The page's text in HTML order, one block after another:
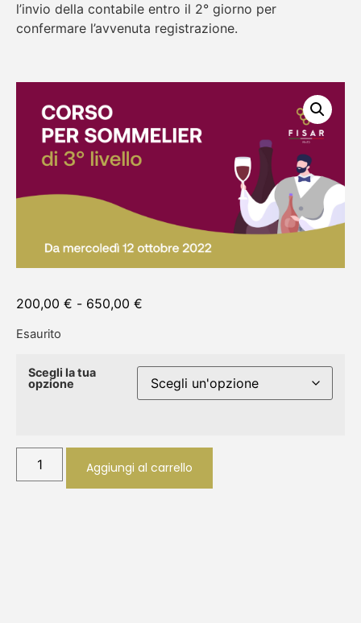
l’invio della contabile entro il 2° giorno per
confermare l’avvenuta registrazione.
200,00 € - 650,00 €
Esaurito
Scegli la tua
opzione
Aggiungi al carrello